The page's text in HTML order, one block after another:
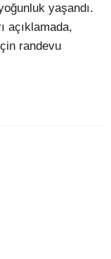
yaşandı.
açıklamada,
randevu